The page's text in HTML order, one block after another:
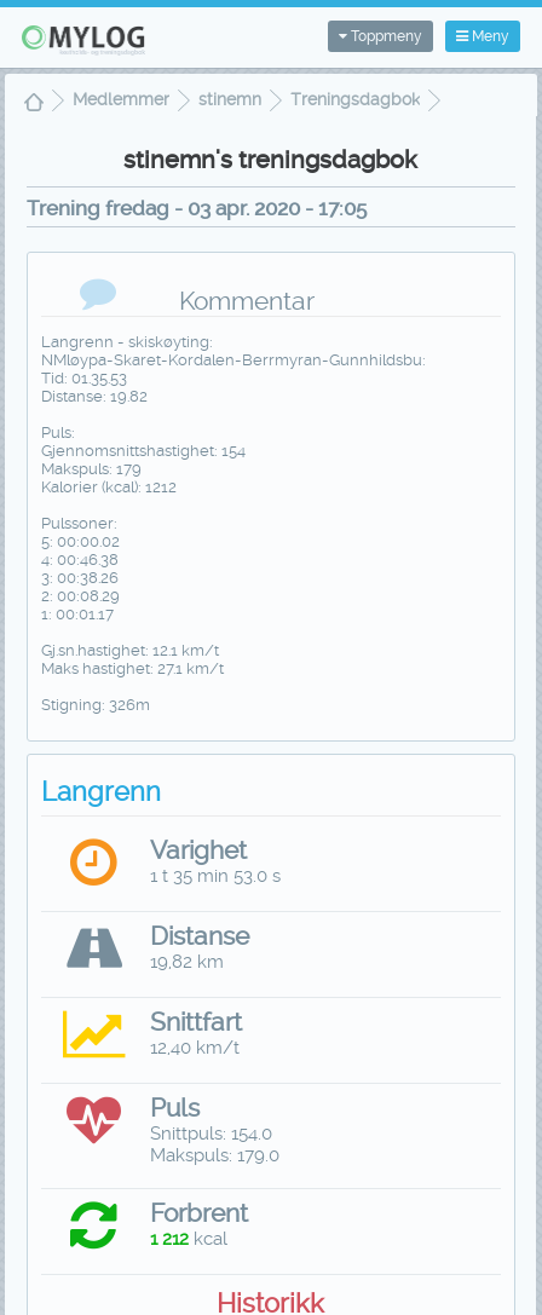
Meny
Toppmeny
Medlemmer stinemn
Treningsdagbok
stinemn's treningsdagbok
Trening fredag - 03 apr. 2020 - 17:05
Kommentar
Langrenn - skiskøyting:
NMløypa-Skaret-Kordalen-Berrmyran-Gunnhildsbu:
Tid: 01.35.53
Distanse: 19.82
Puls:
Gjennomsnittshastighet: 154
Makspuls: 179
Kalorier (kcal): 1212
Pulssoner:
5: 00:00.02
4: 00:46.38
3: 00:38.26
2: 00:08.29
1: 00:01.17
Gj.sn.hastighet: 12.1 km/t
Maks hastighet: 27.1 km/t
Stigning: 326m
Langrenn
Varighet
1 t 35 min 53.0 s
Distanse
19,82 km
Snittfart
12,40 km/t
Puls
Snittpuls: 154.0
Makspuls: 179.0
Forbrent
1 212 kcal
Historikk